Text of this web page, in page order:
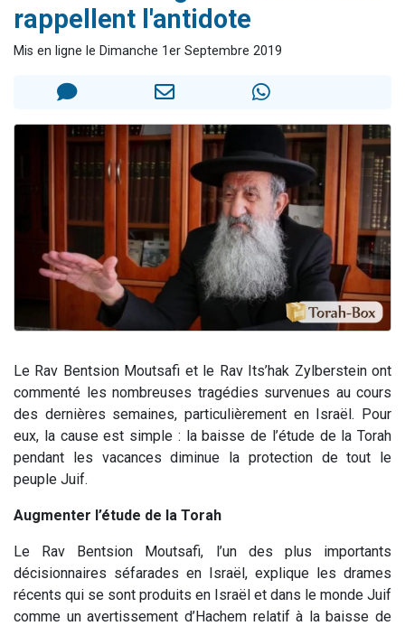
Il reste 49 places pour étudier en groupe sur Zoom
12 nouvelles musiques dans Torah-Box Music
2 personnes viennent de nous rejoindre sur WhatsApp
rappellent l'antidote
Mis en ligne le Dimanche 1er Septembre 2019
Le Rav Bentsion Moutsafi et le Rav Its’hak Zylberstein ont
commenté les nombreuses tragédies survenues au cours
des dernières semaines, particulièrement en Israël. Pour
eux, la cause est simple : la baisse de l’étude de la Torah
pendant les vacances diminue la protection de tout le
peuple Juif.
Augmenter l’étude de la Torah
Le Rav Bentsion Moutsafi, l’un des plus importants
décisionnaires séfarades en Israël, explique les drames
récents qui se sont produits en Israël et dans le monde Juif
comme un avertissement d’Hachem relatif à la baisse de